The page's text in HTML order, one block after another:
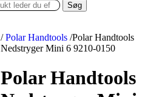
Søg
/ Polar Handtools /Polar Handtools
Nedstryger Mini 6 9210-0150
Polar Handtools